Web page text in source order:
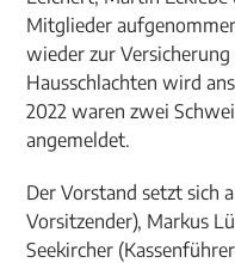
Mitglieder
wieder zur
Hausschlachten wird
2022 waren zwei
angemeldet.
Der Vorstand setzt sich
Vorsitzender), Markus
Seekircher